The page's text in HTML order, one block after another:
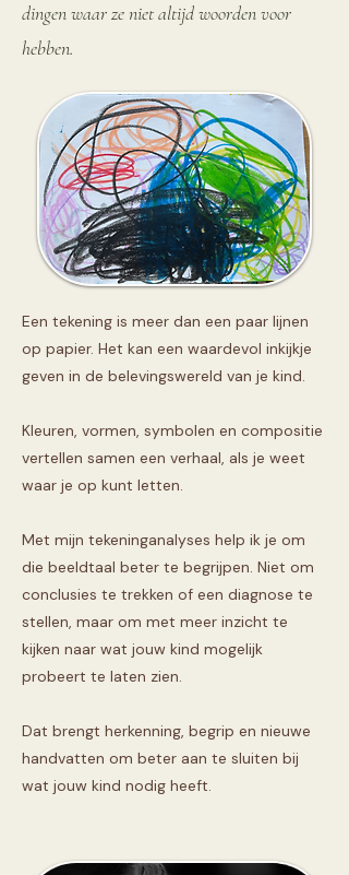
dingen waar ze niet altijd woorden voor
hebben.
Een tekening is meer dan een paar lijnen
op papier. Het kan een waardevol inkijkje
geven in de belevingswereld van je kind.
Kleuren, vormen, symbolen en compositie
vertellen samen een verhaal, als je weet
waar je op kunt letten.
Met mijn tekeninganalyses help ik je om
die beeldtaal beter te begrijpen. Niet om
conclusies te trekken of een diagnose te
stellen, maar om met meer inzicht te
kijken naar wat jouw kind mogelijk
probeert te laten zien.
Dat brengt herkenning, begrip en nieuwe
handvatten om beter aan te sluiten bij
wat jouw kind nodig heeft.